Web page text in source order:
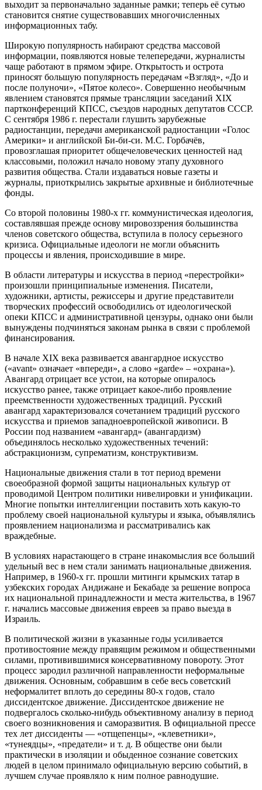
выходит за первоначально заданные рамки; теперь её сутью
становится снятие существовавших многочисленных
информационных табу.
Широкую популярность набирают средства массовой
информации, появляются новые телепередачи, журналисты
чаще работают в прямом эфире. Открытость и острота
приносят большую популярность передачам «Взгляд», «До и
после полуночи», «Пятое колесо». Совершенно необычным
явлением становятся прямые трансляции заседаний XIX
партконференций КПСС, съездов народных депутатов СССР.
С сентября 1986 г. перестали глушить зарубежные
радиостанции, передачи американской радиостанции «Голос
Америки» и английской Би-би-си. М.С. Горбачёв,
провозглашая приоритет общечеловеческих ценностей над
классовыми, положил начало новому этапу духовного
развития общества. Стали издаваться новые газеты и
журналы, приоткрылись закрытые архивные и библиотечные
фонды.
Со второй половины 1980-х гг. коммунистическая идеология,
составлявшая прежде основу мировоззрения большинства
членов советского общества, вступила в полосу серьезного
кризиса. Официальные идеологи не могли объяснить
процессы и явления, происходившие в мире.
В области литературы и искусства в период «перестройки»
произошли принципиальные изменения. Писатели,
художники, артисты, режиссеры и другие представители
творческих профессий освободились от идеологической
опеки КПСС и административной цензуры, однако они были
вынуждены подчиняться законам рынка в связи с проблемой
финансирования.
В начале XIX века развивается авангардное искусство
(«avant» означает «впереди», а слово «garde» – «охрана»).
Авангард отрицает все устои, на которые опиралось
искусство ранее, также отрицает какое-либо проявление
преемственности художественных традиций. Русский
авангард характеризовался сочетанием традиций русского
искусства и приемов западноевропейской живописи. В
России под названием «авангард» (авангардизм)
объединялось несколько художественных течений:
абстракционизм, супрематизм, конструктивизм.
Национальные движения стали в тот период времени
своеобразной формой защиты национальных культур от
проводимой Центром политики нивелировки и унификации.
Многие попытки интеллигенции поставить хоть какую-то
проблему своей национальной культуры и языка, объявлялись
проявлением национализма и рассматривались как
враждебные.
В условиях нарастающего в стране инакомыслия все больший
удельный вес в нем стали занимать национальные движения.
Например, в 1960-х гг. прошли митинги крымских татар в
узбекских городах Андижане и Бекабаде за решение вопроса
их национальной принадлежности и места жительства, в 1967
г. начались массовые движения евреев за право выезда в
Израиль.
В политической жизни в указанные годы усиливается
противостояние между правящим режимом и общественными
силами, противившимися консервативному повороту. Этот
процесс зародил различной направленности неформальные
движения. Основным, собравшим в себе весь советский
неформалитет вплоть до середины 80-х годов, стало
диссидентское движение. Диссидентское движение не
подвергалось сколько-нибудь объективному анализу в период
своего возникновения и саморазвития. В официальной прессе
тех лет диссиденты — «отщепенцы», «клеветники»,
«тунеядцы», «предатели» и т. д. В обществе они были
практически в изоляции и обыденное сознание советских
людей в целом принимало официальную версию событий, в
лучшем случае проявляло к ним полное равнодушие.